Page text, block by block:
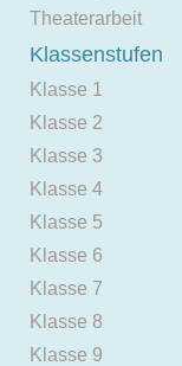
Theaterarbeit
Klassenstufen
Klasse 1
Klasse 2
Klasse 3
Klasse 4
Klasse 5
Klasse 6
Klasse 7
Klasse 8
Klasse 9